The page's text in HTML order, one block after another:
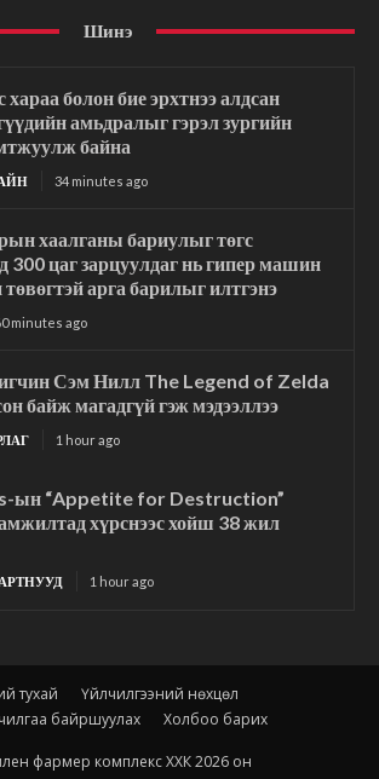
Шинэ
болон бие эрхтнээ алдсан
амьдралыг гэрэл зургийн
байна
34 minutes ago
хаалганы бариулыг төгс
300 цаг зарцуулдаг нь гипер машин
төвөгтэй арга барилыг илтгэнэ
minutes ago
Сэм Нилл The Legend of Zelda
байж магадгүй гэж мэдээллээ
1 hour ago
ын “Appetite for Destruction”
хүрснээс хойш 38 жил
1 hour ago
тухай
Үйлчилгээний нөхцөл
байршуулах
Холбоо барих
фармер комплекс ХХК 2026 он